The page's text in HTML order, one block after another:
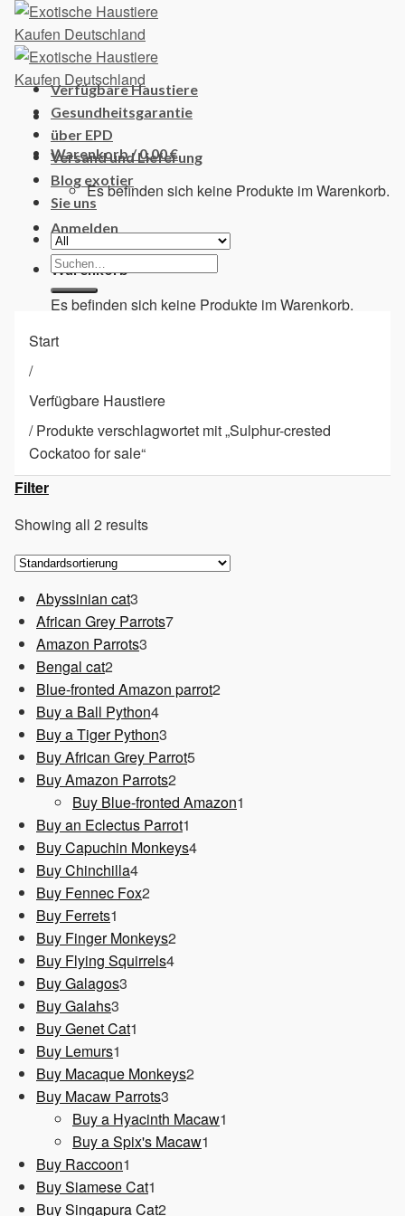
Skip
content
Warenkorb /0,00€
Es befinden sich keine Produkte im Warenkorb.
Anmelden
Warenkorb
Es befinden sich keine Produkte im Warenkorb.
Verfügbare Haustiere
Gesundheitsgarantie
über EPD
Versand und Lieferung
Blog exotier
Sie uns
Suchen
nach:
Start
/
Verfügbare Haustiere
/Produkte verschlagwortet mit „Sulphur-crested
Cockatoo for sale“
Filter
Showing all 2 results
Abyssinian cat3
Produkte
African Grey Parrots77
Amazon Parrots3
Bengal cat22
Produkte
Blue-fronted Amazon parrot22
Buy a Ball Python44
Produkte
Buy a Tiger Python3
Produkte
Buy African Grey Parrot55
Buy Amazon Parrots22
Produkte
Buy Blue-fronted Amazon1
Buy an Eclectus Parrot1
Produkt
Buy Capuchin Monkeys44
Buy Chinchilla44
Produkte
Buy Fennec Fox22
Buy Ferrets1
Produkt
Buy Finger Monkeys22
Buy Flying Squirrels44
Buy Galagos3
Buy Galahs3
Produkte
Buy Genet Cat1
Buy Lemurs1
Produkt
Buy Macaque Monkeys22
Buy Macaw Parrots3
Produkte
Buy a Hyacinth Macaw1
Buy a Spix's Macaw1
Buy Raccoon1
Produkt
Buy Siamese Cat1
Produkt
Buy Singapura Cat22